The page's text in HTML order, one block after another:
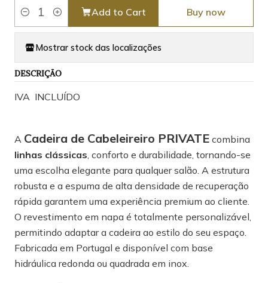
Quantity
Add to Cart Buy now
Mostrar stock das localizações
DESCRIÇÃO
IVA INCLUÍDO
A Cadeira de Cabeleireiro PRIVATE combina
linhas clássicas, conforto e durabilidade, tornando-se
uma escolha elegante para qualquer salão. A estrutura
robusta e a espuma de alta densidade de recuperação
rápida garantem uma experiência premium ao cliente.
O revestimento em napa é totalmente personalizável,
permitindo adaptar a cadeira ao estilo do seu espaço.
Fabricada em Portugal e disponível com base
hidráulica redonda ou quadrada em inox.